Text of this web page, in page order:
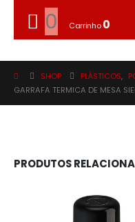
0 Carrinho0
SHOP PLÁSTICOS,
GARRAFA TERMICA DE MESA
PRODUTOS